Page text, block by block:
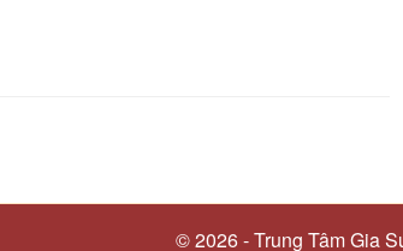
© 2026 - Trung Tâm Gia